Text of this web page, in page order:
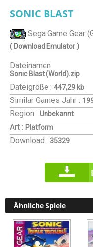
SONIC BLAST
Sega Game Gear
( Download Emulator )
Dateinamen
Sonic Blast (World).zip
Dateigröße : 447,29 kb
Similar Games Jahr :
Region : Unbekannt
Art : Platform
Download : 35329
Ähnliche Spiele